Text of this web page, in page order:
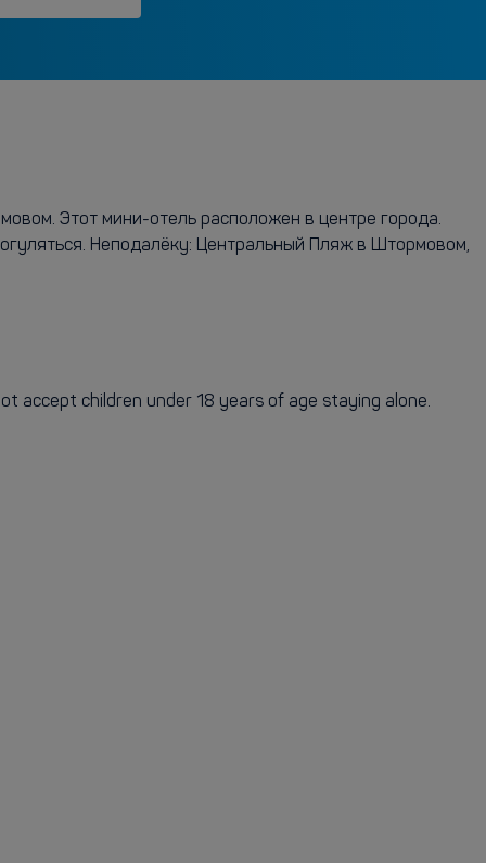
Этот мини-отель расположен в центре города.
Неподалёку: Центральный Пляж в Штормовом,
accept children under 18 years of age staying alone.